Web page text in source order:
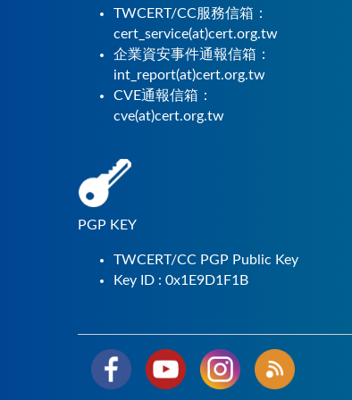
TWCERT/CC服務信箱：
cert_service(at)cert.org.tw
企業資安事件通報信箱：
int_report(at)cert.org.tw
CVE通報信箱：
cve(at)cert.org.tw
PGP KEY
TWCERT/CC PGP Public Key
Key ID : 0x1E9D1F1B